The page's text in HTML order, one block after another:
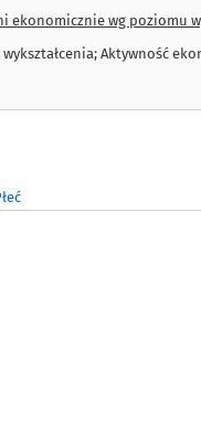
ekonomicznie wg poziomu
wykształcenia; Aktywność